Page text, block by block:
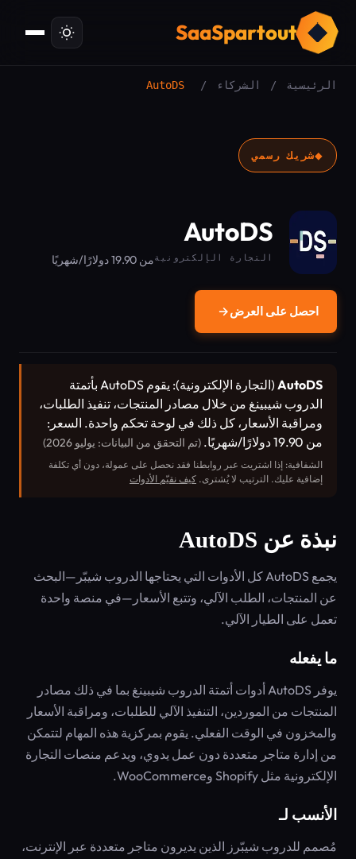
SaaSpartout
الرئيسية / الشركاء /
AutoDS
◆شريك رسمي
AutoDS
التجارة الإلكترونيةمن 19.90 دولارًا/شهريًا
احصل على العرض→
AutoDS
(التجارة الإلكترونية): يقوم AutoDS بأتمتة
الدروب شيبينغ من خلال مصادر المنتجات، تنفيذ الطلبات،
ومراقبة الأسعار، كل ذلك في لوحة تحكم واحدة. السعر:
من 19.90 دولارًا/شهريًا.
(تم التحقق من البيانات: يوليو 2026)
الشفافية: إذا اشتريت عبر روابطنا فقد نحصل على عمولة، دون أي تكلفة
إضافية عليك. الترتيب لا يُشترى. كيف نقيّم الأدوات
نبذة عن AutoDS
يجمع AutoDS كل الأدوات التي يحتاجها الدروب شيبّر—البحث
عن المنتجات، الطلب الآلي، وتتبع الأسعار—في منصة واحدة
تعمل على الطيار الآلي.
ما يفعله
يوفر AutoDS أدوات أتمتة الدروب شيبينغ بما في ذلك مصادر
المنتجات من الموردين، التنفيذ الآلي للطلبات، ومراقبة الأسعار
والمخزون في الوقت الفعلي. يقوم بمركزية هذه المهام لتتمكن
من إدارة متاجر متعددة دون عمل يدوي، ويدعم منصات التجارة
الإلكترونية مثل Shopify وWooCommerce.
الأنسب لـ
مُصمم للدروب شيبّرز الذين يديرون متاجر متعددة عبر الإنترنت،